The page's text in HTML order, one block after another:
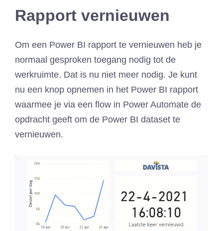
Rapport vernieuwen
Om een Power BI rapport te vernieuwen heb je
normaal gesproken toegang nodig tot de
werkruimte. Dat is nu niet meer nodig. Je kunt
nu een knop opnemen in het Power BI rapport
waarmee je via een flow in Power Automate de
opdracht geeft om de Power BI dataset te
vernieuwen.